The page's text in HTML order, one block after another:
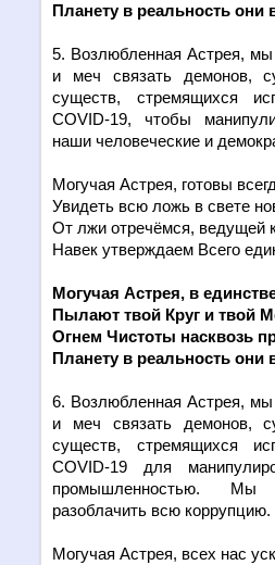
Планету в реальность
5. Возлюбленная Астрея, мы
и меч связать демонов,
существ, стремящихся
COVID-19, чтобы
наши человеческие и
Могучая Астрея, готовы
Увидеть всю ложь в свете
От лжи отречёмся, ведущей
Навек утверждаем Всего
Могучая Астрея, в единc
Пылают твой Круг и твой
Огнем Чистоты насквозь
Планету в реальность
6. Возлюбленная Астрея, мы
и меч связать демонов,
существ, стремящихся
COVID-19 для
промышленностью. Мы
разоблачить всю коррупцию.
Могучая Астрея, всех нас